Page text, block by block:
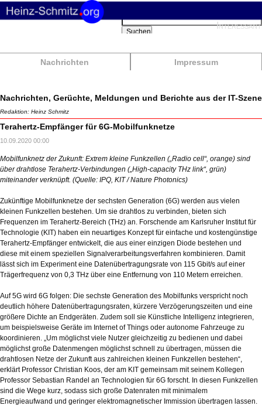
Nachrichten Impressum
Suchbegriffe
Suchen
Nachrichten, Gerüchte, Meldungen und Berichte aus der IT-Szene
Redaktion: Heinz Schmitz
Terahertz-Empfänger für 6G-Mobilfunknetze
10.09.2020 00:00
Mobilfunknetz der Zukunft: Extrem kleine Funkzellen („Radio cell“, orange) sind
über drahtlose Terahertz-Verbindungen („High-capacity THz link“, grün)
miteinander verknüpft. (Quelle: IPQ, KIT / Nature Photonics)
Zukünftige Mobilfunknetze der sechsten Generation (6G) werden aus vielen
kleinen Funkzellen bestehen. Um sie drahtlos zu verbinden, bieten sich
Frequenzen im Terahertz-Bereich (THz) an. Forschende am Karlsruher Institut für
Technologie (KIT) haben ein neuartiges Konzept für einfache und kostengünstige
Terahertz-Empfänger entwickelt, die aus einer einzigen Diode bestehen und
diese mit einem speziellen Signalverarbeitungsverfahren kombinieren. Damit
lässt sich im Experiment eine Datenübertragungsrate von 115 Gbit/s auf einer
Trägerfrequenz von 0,3 THz über eine Entfernung von 110 Metern erreichen.
Auf 5G wird 6G folgen: Die sechste Generation des Mobilfunks verspricht noch
deutlich höhere Datenübertragungsraten, kürzere Verzögerungszeiten und eine
größere Dichte an Endgeräten. Zudem soll sie Künstliche Intelligenz integrieren,
um beispielsweise Geräte im Internet of Things oder autonome Fahrzeuge zu
koordinieren. „Um möglichst viele Nutzer gleichzeitig zu bedienen und dabei
möglichst große Datenmengen möglichst schnell zu übertragen, müssen die
drahtlosen Netze der Zukunft aus zahlreichen kleinen Funkzellen bestehen“,
erklärt Professor Christian Koos, der am KIT gemeinsam mit seinem Kollegen
Professor Sebastian Randel an Technologien für 6G forscht. In diesen Funkzellen
sind die Wege kurz, sodass sich große Datenraten mit minimalem
Energieaufwand und geringer elektromagnetischer Immission übertragen lassen.